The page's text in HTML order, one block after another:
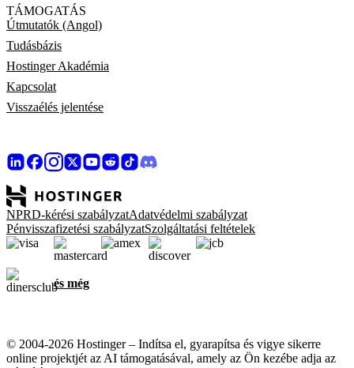
TÁMOGATÁS
Útmutatók (Angol)
Tudásbázis
Hostinger Akadémia
Kapcsolat
Visszaélés jelentése
NPRD-kérési szabályzatAdatvédelmi szabályzat
Pénvisszafizetési szabályzatSzolgáltatási feltételek
és még
© 2004-2026 Hostinger – Indítsa el, gyarapítsa és vigye sikerre
online projektjét az AI támogatásával, amely az Ön kezébe adja az